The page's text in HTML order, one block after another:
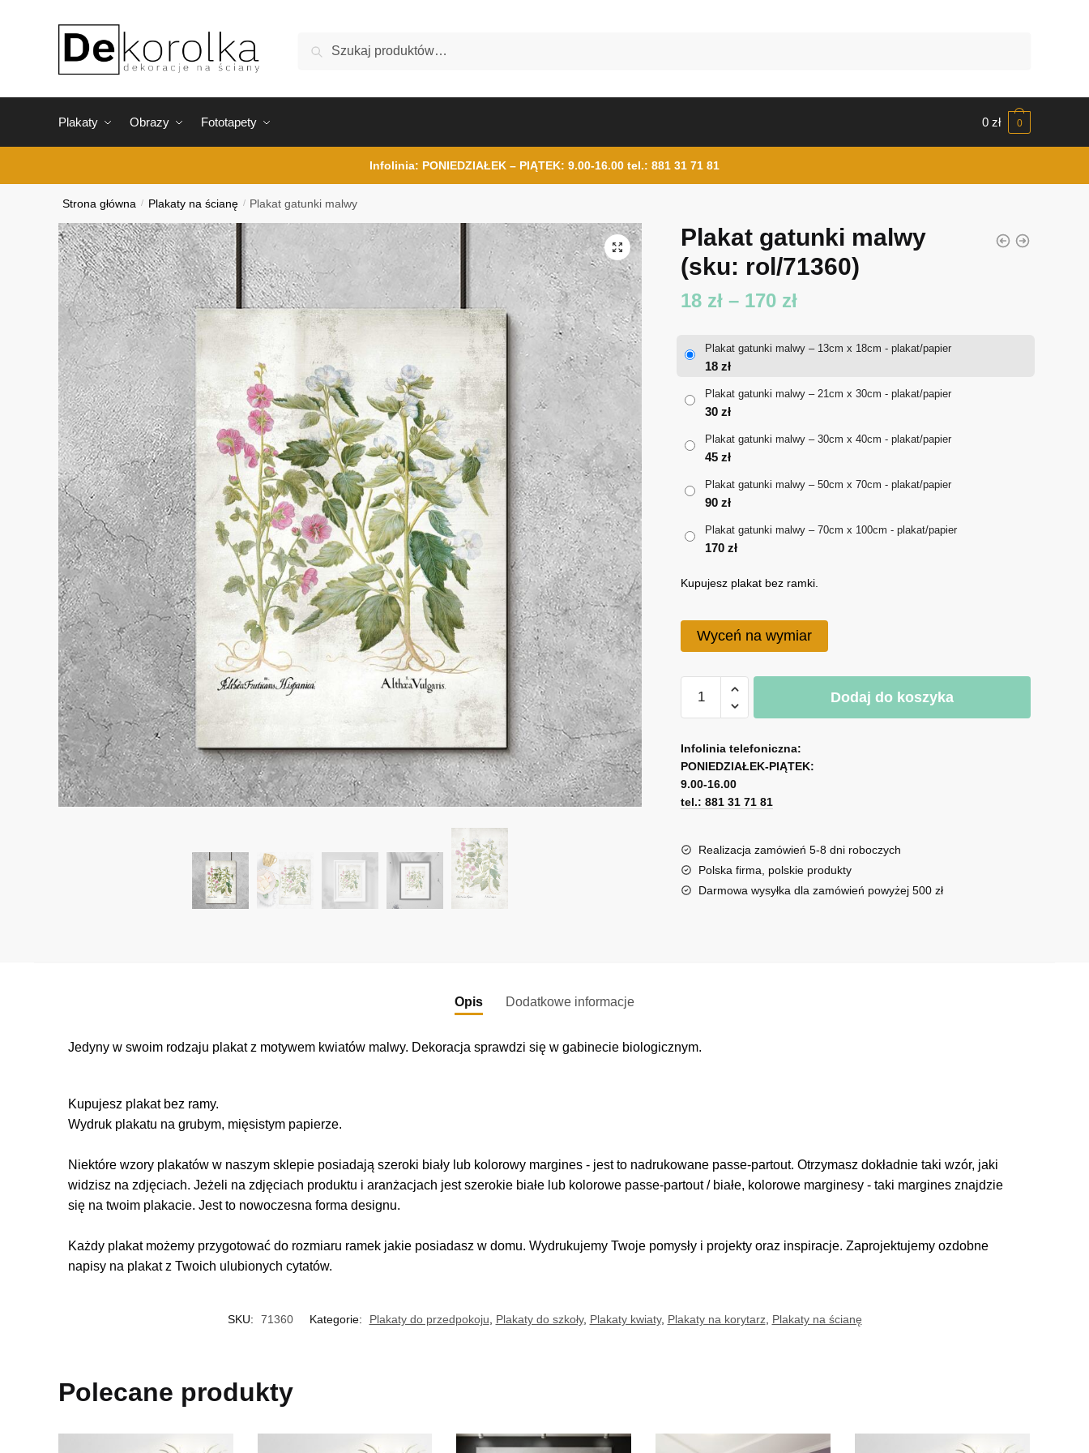
Szukaj
Plakaty Obrazy Fototapety 0 zł 0
Infolinia: PONIEDZIAŁEK – PIĄTEK: 9.00-16.00 tel.: 881 31 71 81
Strona główna / Plakaty na ścianę / Plakat gatunki malwy
Plakat gatunki malwy
(sku: rol/71360)
18 zł – 170 złZakres
od
18 zł
Plakat gatunki malwy – 13cm x 18cm - plakat/papier
18 zł
Plakat gatunki malwy – 21cm x 30cm - plakat/papier
30 zł
Plakat gatunki malwy – 30cm x 40cm - plakat/papier
45 zł
Plakat gatunki malwy – 50cm x 70cm - plakat/papier
90 zł
Plakat gatunki malwy – 70cm x 100cm - plakat/papier
170 zł
Kupujesz plakat bez ramki.
Wyceń na wymiar
Plakat
malwy
Dodaj do koszyka
l
t
e
r
a
t
i
Infolinia telefoniczna:
PONIEDZIAŁEK-PIĄTEK:
9.00-16.00
tel.: 881 31 71 81
Realizacja zamówień 5-8 dni roboczych
Polska firma, polskie produkty
Darmowa wysyłka dla zamówień powyżej 500 zł
Opis Dodatkowe informacje
Jedyny w swoim rodzaju plakat z motywem kwiatów malwy. Dekoracja sprawdzi się w gabinecie biologicznym.
Kupujesz plakat bez ramy.
Wydruk plakatu na grubym, mięsistym papierze.
Niektóre wzory plakatów w naszym sklepie posiadają szeroki biały lub kolorowy margines - jest to nadrukowane passe-partout. Otrzymasz dokładnie taki wzór, jaki
widzisz na zdjęciach. Jeżeli na zdjęciach produktu i aranżacjach jest szerokie białe lub kolorowe passe-partout / białe, kolorowe marginesy - taki margines znajdzie
się na twoim plakacie. Jest to nowoczesna forma designu.
Każdy plakat możemy przygotować do rozmiaru ramek jakie posiadasz w domu. Wydrukujemy Twoje pomysły i projekty oraz inspiracje. Zaprojektujemy ozdobne
napisy na plakat z Twoich ulubionych cytatów.
SKU: 71360 Kategorie: Plakaty do przedpokoju Plakaty do szkoły, Plakaty kwiaty, Plakaty na korytarz, Plakaty na ścianę
Polecane produkty